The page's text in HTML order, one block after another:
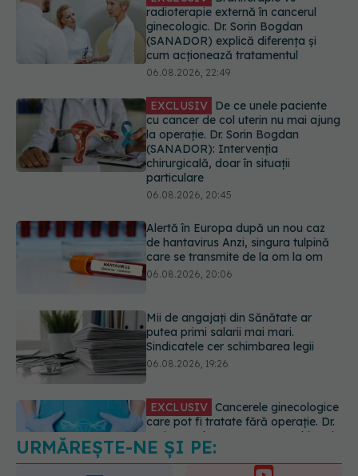
EXCLUSIV De ce unele paciente
cu cancer de col uterin nu mai ajung
la operație. Dr. Sorin Bogdan
(SANADOR): Intervenția
chirurgicală, doar în situații
particulare
06.08.2026, 20:45
Alertă în Europa după un nou caz
de hantavirus Anzi, singura tulpină
care se transmite de la om la om
06.08.2026, 20:06
Mii de angajați din Sănătate ar
putea primi salarii mai mari.
Sindicatele cer schimbarea legii
EXCLUSIV
Cancerele ginecologice
care pot fi tratate fără operație. Dr.
Sorin Bogdan (SANADOR): Chirurgia
este indicată doar punctual, pentru
anumite categorii de paciente
EXCLUSIV Brahiterapie vs
radioterapie externă în cancerul
ginecologic. Dr. Sorin Bogdan
(SANADOR) explică diferența și
URMĂREȘTE-NE ȘI PE:
URMĂRITORI 6560